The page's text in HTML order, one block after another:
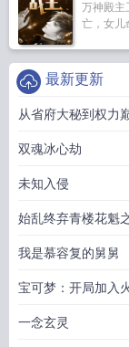
万神殿主
亡，女儿
最新更新
从省府大秘到权力
双魂冰心劫
未知入侵
始乱终弃青楼花魁
我是慕容复的舅舅
宝可梦：开局加入
一念玄灵